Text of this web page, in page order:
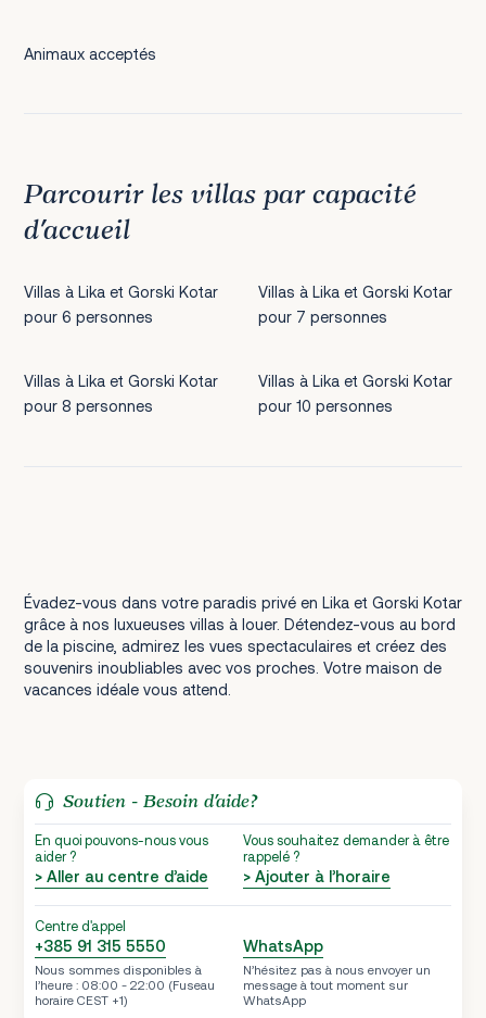
Animaux acceptés
Parcourir les villas par capacité
d’accueil
Villas à Lika et Gorski Kotar
pour 6 personnes
Villas à Lika et Gorski Kotar
pour 7 personnes
Villas à Lika et Gorski Kotar
pour 8 personnes
Villas à Lika et Gorski Kotar
pour 10 personnes
Évadez-vous dans votre paradis privé en Lika et Gorski Kotar
grâce à nos luxueuses villas à louer. Détendez-vous au bord
de la piscine, admirez les vues spectaculaires et créez des
souvenirs inoubliables avec vos proches. Votre maison de
vacances idéale vous attend.
Soutien - Besoin d’aide?
En quoi pouvons-nous vous
aider ?
> Aller au centre d’aide
Vous souhaitez demander à être
rappelé ?
> Ajouter à l’horaire
Centre d'appel
+385 91 315 5550
Nous sommes disponibles à
l’heure : 08:00 - 22:00 (Fuseau
horaire CEST +1)
WhatsApp
N’hésitez pas à nous envoyer un
message à tout moment sur
WhatsApp